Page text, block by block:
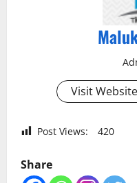
Visit Website
Post Views: 420
Share